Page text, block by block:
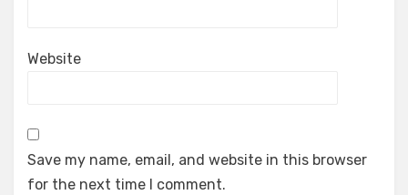
Website
Save my name, email, and website in this browser
for the next time I comment.